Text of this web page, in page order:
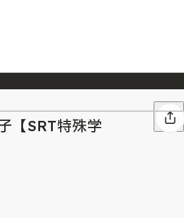
『ONE PIECE magazine 021 ONE PIECEカード付き同梱版』発売延期のご案内
【SRT特殊学